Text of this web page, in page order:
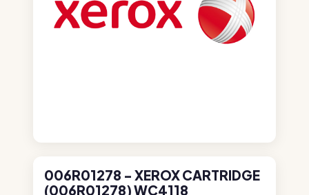
006R01278 - XEROX CARTRIDGE
(006R01278) WC4118